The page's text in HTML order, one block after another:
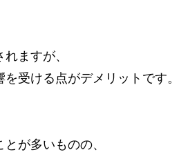
ますが、
を受ける点がデメリットです。
が多いものの、